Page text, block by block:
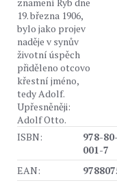
19. března 1906,
bylo jako projev
naděje v synův
životní úspěch
přiděleno otcovo
křestní jméno,
tedy Adolf.
Upřesněněji:
Adolf Otto.
ISBN:
978-
001-7
EAN: